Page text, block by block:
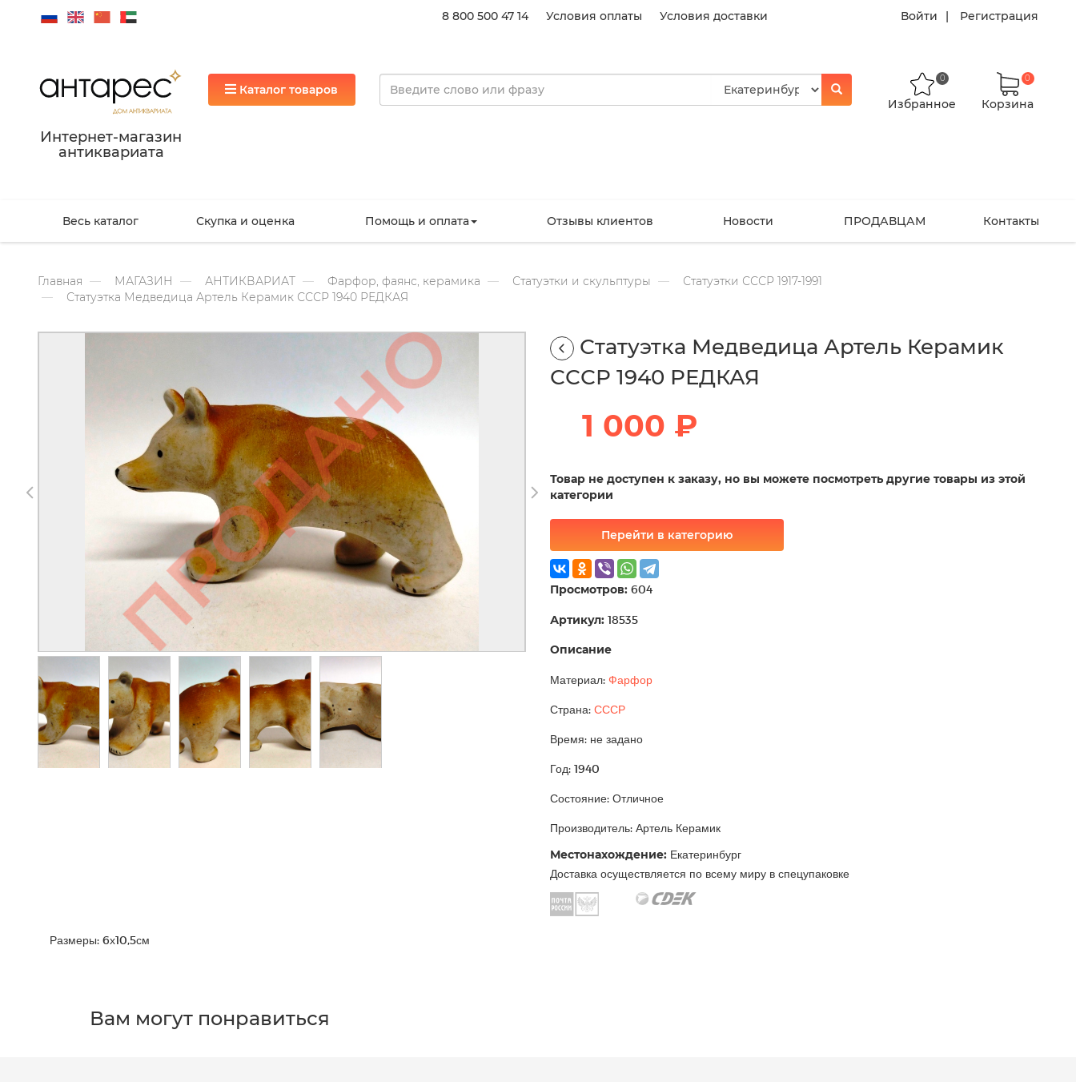
8 800 500 47 14 Условия оплаты Условия доставки Войти Регистрация
Интернет-магазин
антиквариата
Каталог товаров
Избранное
0
Корзина
0
Весь каталог Скупка и оценка Помощь и оплата Отзывы клиентов Новости ПРОДАВЦАМ Контакты
Главная МАГАЗИН АНТИКВАРИАТ Фарфор, фаянс, керамика Статуэтки и скульптуры
Статуэтки СССР 1917-1991
Статуэтка Медведица Артель Керамик СССР 1940 РЕДКАЯ
Статуэтка Медведица Артель Керамик
СССР 1940 РЕДКАЯ
1 000 ₽
Товар не доступен к заказу, но вы можете посмотреть другие товары из этой
категории
Перейти в категорию
Просмотров: 604
Артикул: 18535
Описание
Материал: Фарфор
Страна: СССР
Время: не задано
Год: 1940
Состояние: Отличное
Производитель: Артель Керамик
Местонахождение: Екатеринбург
Доставка осуществляется по всему миру в спецупаковке
Размеры: 6х10,5см
Вам могут понравиться